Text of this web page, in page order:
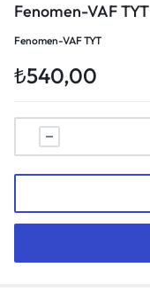
Fenomen-VAF
Fenomen-VAF TYT
₺540,00